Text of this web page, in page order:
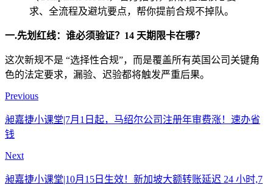
求、全流程及避坑要点，帮你提前合规不掉队。
一.先划红线：谁必须验证？14 天期限卡在哪？
这次新规不是 “选择性合规”，而是覆盖所有英国公司关键角
色的法定要求，漏验、迟验都将触发严重后果。
Previous
昶嘉捷小课堂|7月1日起，马绍尔公司注册年审费涨！速办省
钱
Next
昶嘉捷小课堂|10月15日生效！新加坡大额转账延迟 24 小时,7